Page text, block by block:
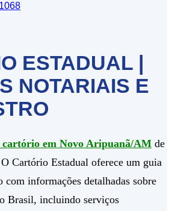
ESTADUAL |
NOTARIAIS E
cartório em Novo Aripuanã/AM de
Cartório Estadual oferece um guia
com informações detalhadas sobre
Brasil, incluindo serviços